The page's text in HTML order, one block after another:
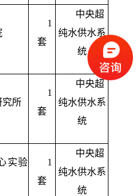
1
套
中央超
纯水供水系
统
究所
1
套
中央超
纯水供水系
统
实验
1
套
中央超
纯水供水系
统